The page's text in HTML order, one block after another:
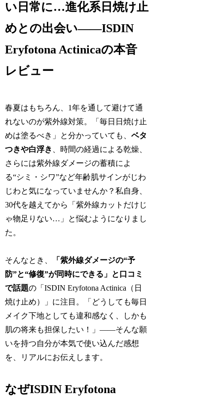
い日常に…進化系日焼け止
めとの出会い――ISDIN
Eryfotona Actinicaの本音
レビュー
春夏はもちろん、1年を通して避けて通
れないのが紫外線対策。「毎日日焼け止
めは塗るべき」と分かっていても、ベタ
つきや白浮き
、時間の経過による乾燥、
さらには紫外線ダメージの蓄積によ
る“シミ・シワ”など年齢肌サインがじわ
じわと気になっていませんか？私自身、
30代を越えてから「紫外線カットだけじ
ゃ物足りない…」と悩むようになりまし
た。
そんなとき、
「紫外線ダメージの“予
防”と“修復”が同時にできる」と口コミ
で話題の「ISDIN Eryfotona Actinica（日
焼け止め）」に注目。「どうしても毎日
メイク下地としても違和感なく、しかも
肌の将来も担保したい！」――そんな願
いを持つ自分が本気で使い込んだ感想
を、リアルにお伝えします。
なぜISDIN Eryfotona